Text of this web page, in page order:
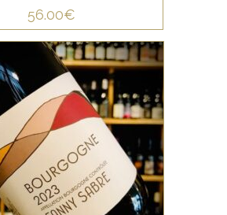
56.00€
BOURGOGNE
version Fanny
c’est de la finesse…